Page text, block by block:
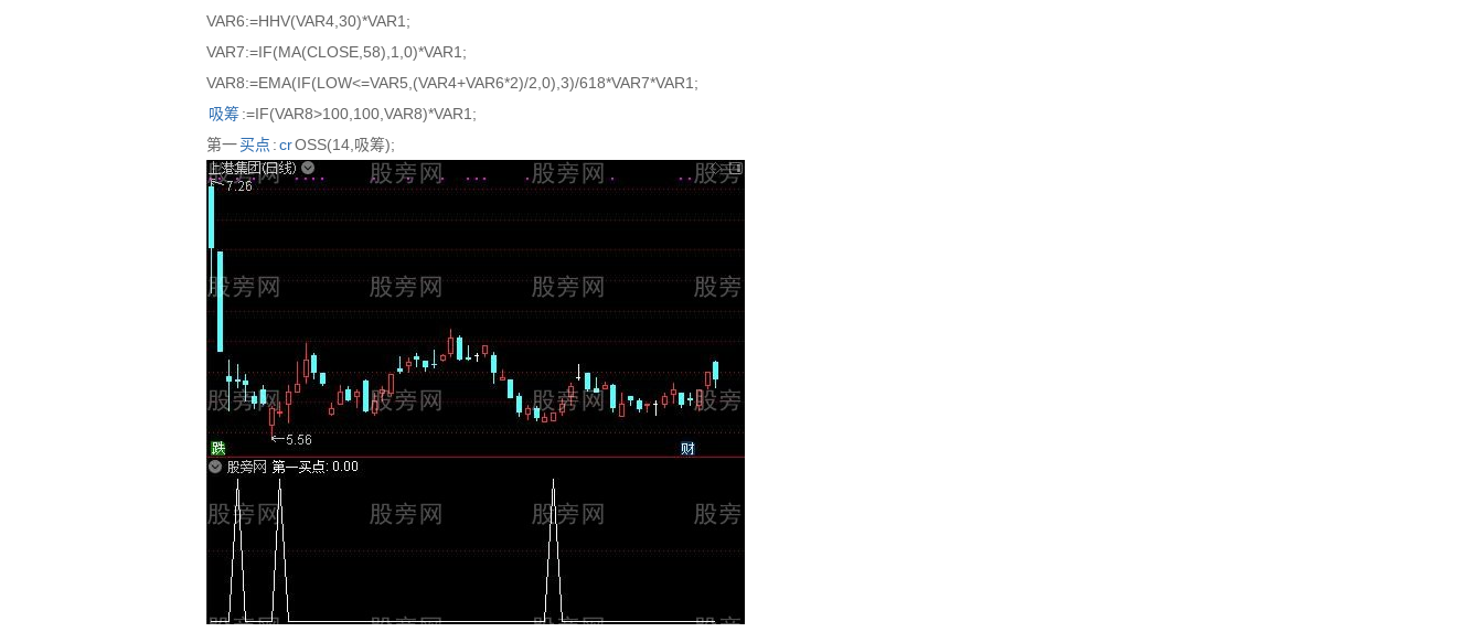
VAR6:=HHV(VAR4,30)*VAR1;
VAR7:=IF(MA(CLOSE,58),1,0)*VAR1;
VAR8:=EMA(IF(LOW<=VAR5,(VAR4+VAR6*2)/2,0),3)/618*VAR7*VAR1;
吸筹:=IF(VAR8>100,100,VAR8)*VAR1;
第一买点 :crOSS(14,吸筹);